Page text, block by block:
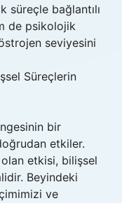
bağlantılı
de psikolojik
seviyesini
Süreçlerin
bir
etkiler.
etkisi, bilişsel
Beyindeki
ve